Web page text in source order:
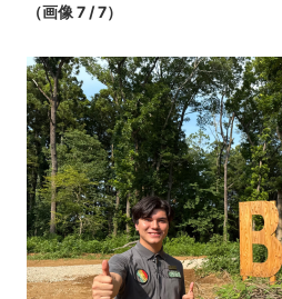
（画像 7 / 7）